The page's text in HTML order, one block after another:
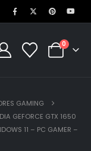
0
GAMING
GEFORCE GTX 1650
11 – PC GAMER –